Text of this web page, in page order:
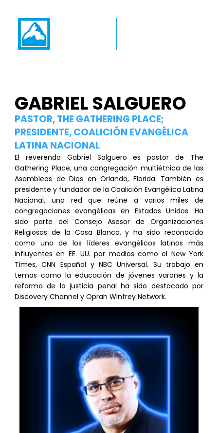
GABRIEL SALGUERO
PASTOR, THE GATHERING PLACE;
PRESIDENTE, COALICIÓN EVANGÉLICA
LATINA NACIONAL
El reverendo Gabriel Salguero es pastor de The
Gathering Place, una congregación multiétnica de las
Asambleas de Dios en Orlando, Florida. También es
presidente y fundador de la Coalición Evangélica Latina
Nacional, una red que reúne a varios miles de
congregaciones evangélicas en Estados Unidos. Ha
sido parte del Consejo Asesor de Organizaciones
Religiosas de la Casa Blanca, y ha sido reconocido
como uno de los líderes evangélicos latinos más
influyentes en EE. UU. por medios como el New York
Times, CNN Español y NBC Universal. Su trabajo en
temas como la educación de jóvenes varones y la
reforma de la justicia penal ha sido destacado por
Discovery Channel y Oprah Winfrey Network.